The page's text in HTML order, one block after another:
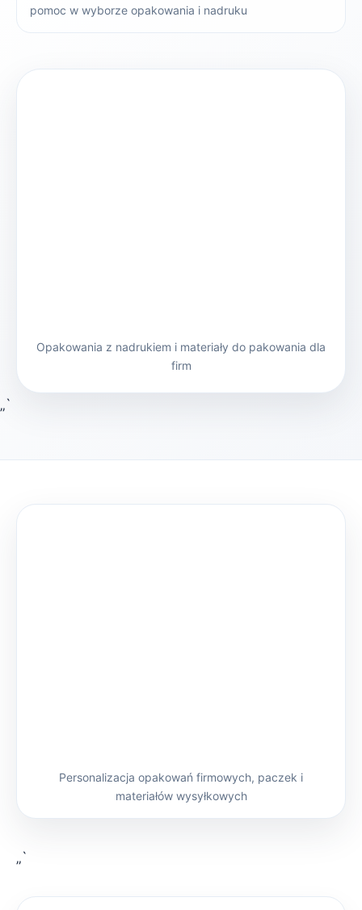
pomoc w wyborze opakowania i nadruku
Opakowania z nadrukiem i materiały do pakowania dla
firm
„`
Personalizacja opakowań firmowych, paczek i
materiałów wysyłkowych
„`